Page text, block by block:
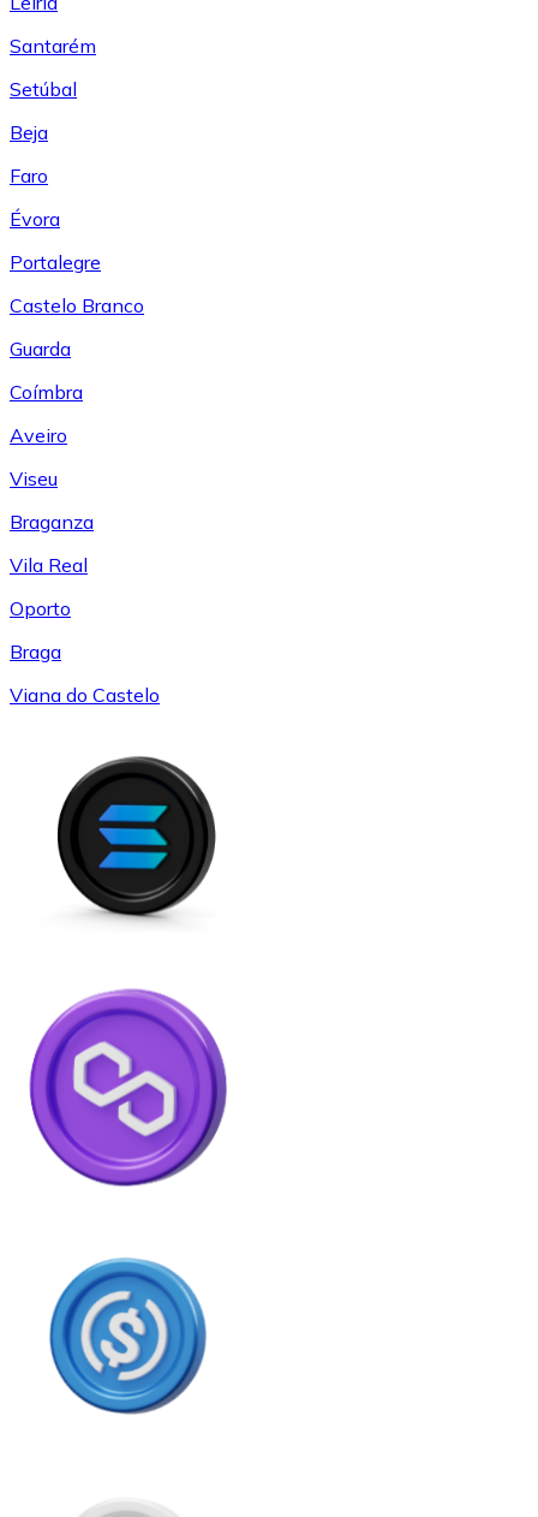
Santarém
Setúbal
Beja
Faro
Évora
Portalegre
Castelo Branco
Guarda
Coímbra
Aveiro
Viseu
Braganza
Vila Real
Oporto
Braga
Viana do Castelo